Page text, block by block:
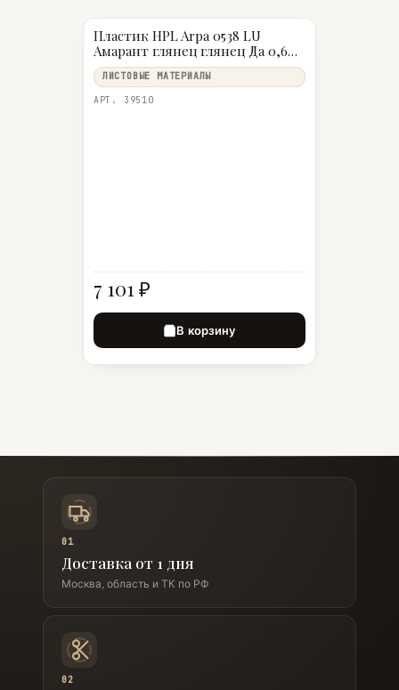
Пластик HPL Arpa 0538 LU
Амарант глянец глянец Да 0,6
мм 3050×1300 мм
ЛИСТОВЫЕ МАТЕРИАЛЫ
АРТ. 39510
7 101 ₽
В корзину
01
Доставка от 1 дня
Москва, область и ТК по РФ
02